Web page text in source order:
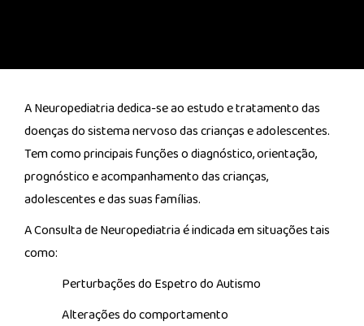
A Neuropediatria dedica-​se ao estudo e tratamento das
doenças do sistema nervoso das crianças e adolescentes.
Tem como principais funções o diagnóstico, orientação,
prognóstico e acompanhamento das crianças,
adolescentes e das suas famílias.
A Consulta de Neuropediatria é indicada em situações tais
como:
Perturbações do Espetro do Autismo
Alterações do comportamento